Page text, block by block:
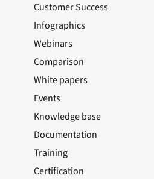
Customer Success
Infographics
Webinars
Comparison
White papers
Events
Knowledge base
Documentation
Training
Certification